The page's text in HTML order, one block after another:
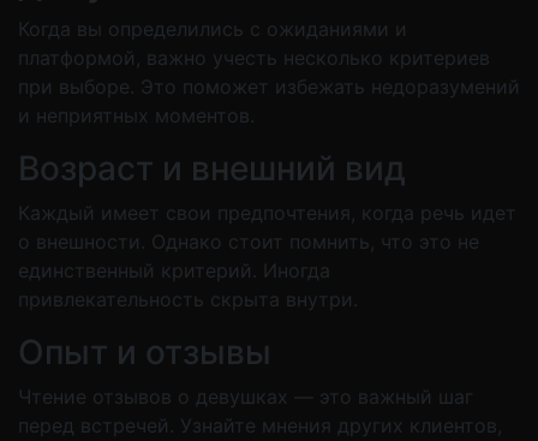
Когда вы определились с ожиданиями и
платформой, важно учесть несколько критериев
при выборе. Это поможет избежать недоразумений
и неприятных моментов.
Возраст и внешний вид
Каждый имеет свои предпочтения, когда речь идет
о внешности. Однако стоит помнить, что это не
единственный критерий. Иногда
привлекательность скрыта внутри.
Опыт и отзывы
Чтение отзывов о девушках — это важный шаг
перед встречей. Узнайте мнения других клиентов,